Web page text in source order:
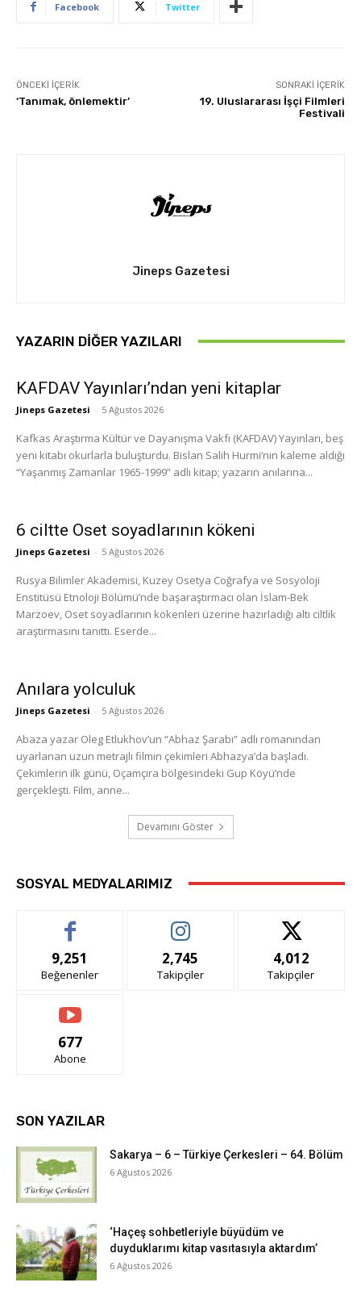
Facebook Twitter
ÖNCEKI İÇERIK
‘Tanımak, önlemektir’
SONRAKI İÇERIK
19. Uluslararası İşçi Filmleri
Festivali
Jineps Gazetesi
YAZARIN DIĞER YAZILARI
KAFDAV Yayınları’ndan yeni kitaplar
Jineps Gazetesi - 5 Ağustos 2026
Kafkas Araştırma Kültür ve Dayanışma Vakfı (KAFDAV) Yayınları, beş
yeni kitabı okurlarla buluşturdu. Bislan Salih Hurmi’nin kaleme aldığı
“Yaşanmış Zamanlar 1965-1999” adlı kitap; yazarın anılarına...
6 ciltte Oset soyadlarının kökeni
Jineps Gazetesi - 5 Ağustos 2026
Rusya Bilimler Akademisi, Kuzey Osetya Coğrafya ve Sosyoloji
Enstitüsü Etnoloji Bölümü’nde başaraştırmacı olan İslam-Bek
Marzoev, Oset soyadlarının kökenleri üzerine hazırladığı altı ciltlik
araştırmasını tanıttı. Eserde...
Anılara yolculuk
Jineps Gazetesi - 5 Ağustos 2026
Abaza yazar Oleg Etlukhov’un “Abhaz Şarabı” adlı romanından
uyarlanan uzun metrajlı filmin çekimleri Abhazya’da başladı.
Çekimlerin ilk günü, Oçamçıra bölgesindeki Gup Köyü’nde
gerçekleşti. Film, anne...
Devamını Göster
SOSYAL MEDYALARIMIZ
9,251
Beğenenler
2,745
Takipçiler
4,012
Takipçiler
677
Abone
SON YAZILAR
Sakarya – 6 – Türkiye Çerkesleri – 64. Bölüm
6 Ağustos 2026
‘Haçeş sohbetleriyle büyüdüm ve
duyduklarımı kitap vasıtasıyla aktardım’
6 Ağustos 2026